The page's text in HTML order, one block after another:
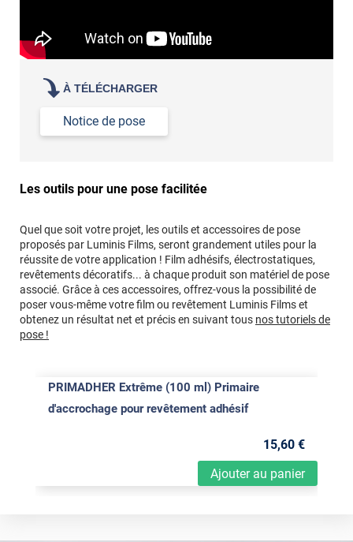
À TÉLÉCHARGER
Notice de pose
Les outils pour une pose facilitée
Quel que soit votre projet, les outils et accessoires de pose
proposés par Luminis Films, seront grandement utiles pour la
réussite de votre application ! Film adhésifs, électrostatiques,
revêtements décoratifs... à chaque produit son matériel de pose
associé. Grâce à ces accessoires, offrez-vous la possibilité de
poser vous-même votre film ou revêtement Luminis Films et
obtenez un résultat net et précis en suivant tous nos tutoriels de
pose !
PRIMADHER Extrême (100 ml) Primaire
d'accrochage pour revêtement adhésif
Ajouter au panier
15,60 €